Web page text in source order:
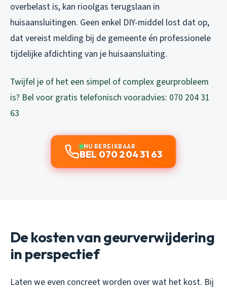
overbelast is, kan rioolgas terugslaan in
huisaansluitingen. Geen enkel DIY-middel lost dat op,
dat vereist melding bij de gemeente én professionele
tijdelijke afdichting van je huisaansluiting.
Twijfel je of het een simpel of complex geurprobleem
is? Bel voor gratis telefonisch vooradvies: 070 204 31
63
NU BEREIKBAAR
BEL 070 204 31 63
De kosten van geurverwijdering
in perspectief
Laten we even concreet worden over wat het kost. Bij